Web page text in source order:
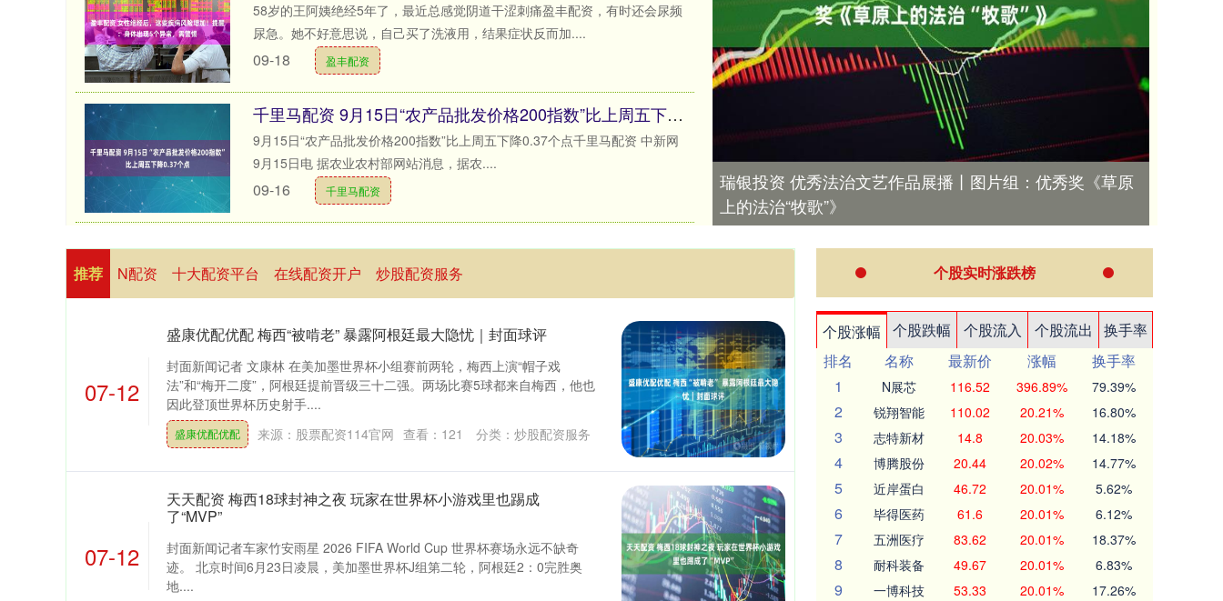
58岁的王阿姨绝经5年了，最近总感觉阴道干涩刺痛盈丰配资，有时还会尿频
尿急。她不好意思说，自己买了洗液用，结果症状反而加....
09-18 盈丰配资
千里马配资 9月15日“农产品批发价格200指数”比上周五下降0.37个点
9月15日“农产品批发价格200指数”比上周五下降0.37个点千里马配资 中新网
9月15日电 据农业农村部网站消息，据农....
09-16 千里马配资
瑞银投资 优秀法治文艺作品展播丨图片组：优秀奖《草原
上的法治“牧歌”》
推荐 N配资 十大配资平台 在线配资开户 炒股配资服务
07-12
盛康优配优配 梅西“被啃老” 暴露阿根廷最大隐忧｜封面球评
封面新闻记者 文康林 在美加墨世界杯小组赛前两轮，梅西上演“帽子戏
法”和“梅开二度”，阿根廷提前晋级三十二强。两场比赛5球都来自梅西，他也
因此登顶世界杯历史射手....
盛康优配优配 来源：股票配资114官网 查看： 121 分类： 炒股配资服务
07-12
天天配资 梅西18球封神之夜 玩家在世界杯小游戏里也踢成
了“MVP”
封面新闻记者车家竹安雨星 2026 FIFA World Cup 世界杯赛场永远不缺奇
迹。 北京时间6月23日凌晨，美加墨世界杯J组第二轮，阿根廷2：0完胜奥
地....
个股实时涨跌榜
个股涨幅 个股跌幅 个股流入 个股流出
换手率
排名
名称 最新价 涨幅
换手率
1
N展芯 116.52 396.89% 79.39%
2 锐翔智能 110.02 20.21% 16.80%
3 志特新材 14.8 20.03% 14.18%
4 博腾股份 20.44 20.02% 14.77%
5 近岸蛋白 46.72 20.01% 5.62%
6 毕得医药 61.6 20.01% 6.12%
7 五洲医疗 83.62 20.01% 18.37%
8 耐科装备 49.67 20.01% 6.83%
9 一博科技 53.33 20.01% 17.26%